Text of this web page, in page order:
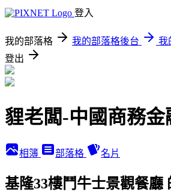
登入
我的部落格 我的部落格後台
我
登出
貍老闆-中國商務金
相簿 部落格 名片
基隆33樓鬥牛士景觀餐廳